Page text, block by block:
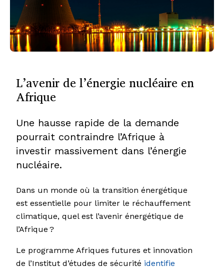
L’avenir de l’énergie nucléaire en
Afrique
Une hausse rapide de la demande
pourrait contraindre l’Afrique à
investir massivement dans l’énergie
nucléaire.
Dans un monde où la transition énergétique
est essentielle pour limiter le réchauffement
climatique, quel est l’avenir énergétique de
l’Afrique ?
Le programme Afriques futures et innovation
de l’Institut d’études de sécurité identifie